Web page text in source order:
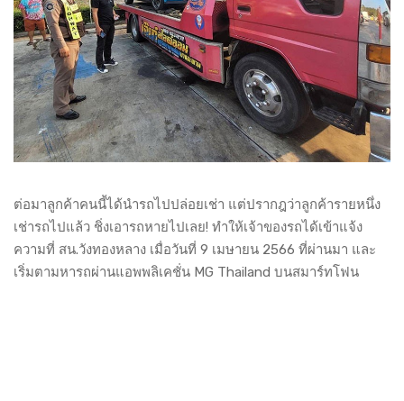
ต่อมาลูกค้าคนนี้ได้นำรถไปปล่อยเช่า แต่ปรากฎว่าลูกค้ารายหนึ่ง
เช่ารถไปแล้ว ชิ่งเอารถหายไปเลย! ทำให้เจ้าของรถได้เข้าแจ้ง
ความที่ สน.วังทองหลาง เมื่อวันที่ 9 เมษายน 2566 ที่ผ่านมา และ
เริ่มตามหารถผ่านแอพพลิเคชั่น MG Thailand บนสมาร์ทโฟน